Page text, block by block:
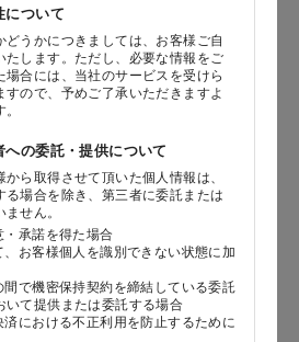
について
うかにつきましては、お客様ご自
たします。ただし、必要な情報をご
合には、当社のサービスを受けら
ので、予めご了承いただきますよ
の委託・提供について
ら取得させて頂いた個人情報は、
る場合を除き、第三者に委託または
せん。
承諾を得た場合
お客様個人を識別できない状態に加
で機密保持契約を締結している委託
いて提供または委託する場合
における不正利用を防止するために
海外 Overseas shops
Indonesia
Malaysia
Hong Kong
UAE
Thailand
Vietnam